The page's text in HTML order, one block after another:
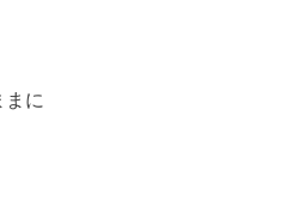
まに